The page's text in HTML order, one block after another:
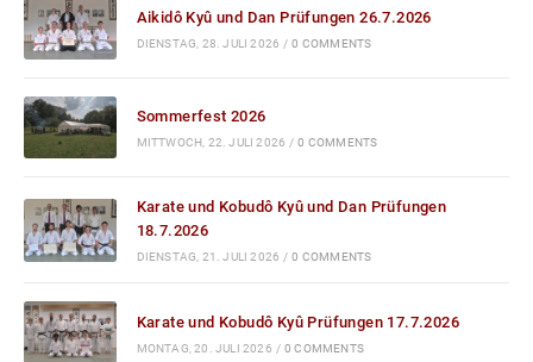
Aikidô Kyû und Dan Prüfungen 26.7.2026
DIENSTAG, 28. JULI 2026 / 0 COMMENTS
Sommerfest 2026
MITTWOCH, 22. JULI 2026 / 0 COMMENTS
Karate und Kobudô Kyû und Dan Prüfungen
18.7.2026
DIENSTAG, 21. JULI 2026 / 0 COMMENTS
Karate und Kobudô Kyû Prüfungen 17.7.2026
MONTAG, 20. JULI 2026 / 0 COMMENTS